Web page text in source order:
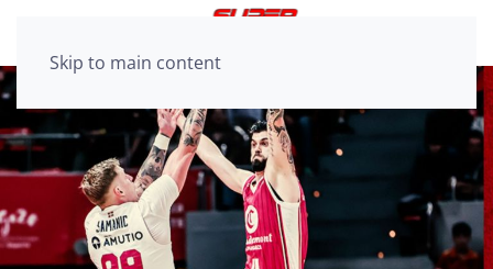
Skip to main content